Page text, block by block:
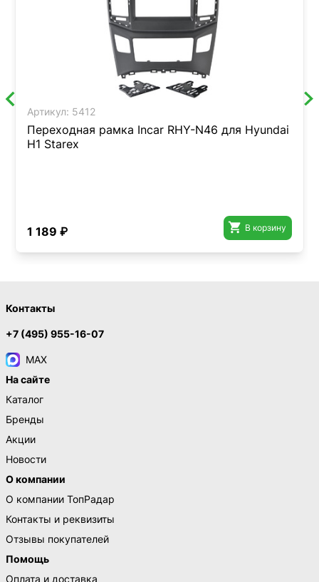
Артикул: 5412
Переходная рамка Incar RHY-N46 для Hyundai
H1 Starex
1 189 ₽  В корзину
Контакты
+7 (495) 955-16-07
MAX
На сайте
Каталог
Бренды
Акции
Новости
О компании
О компании ТопРадар
Контакты и реквизиты
Отзывы покупателей
Помощь
Оплата и доставка